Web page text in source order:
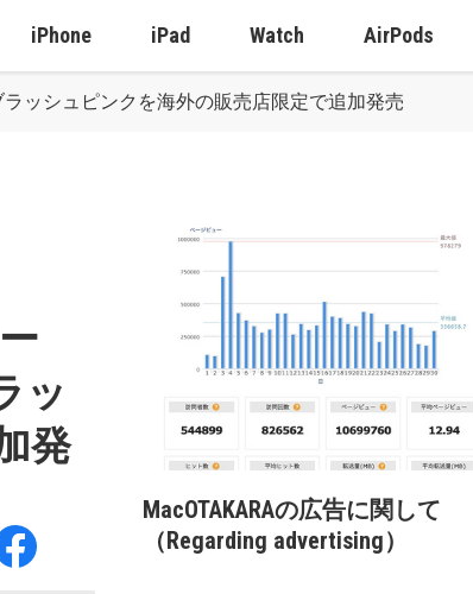
iPhone iPad Watch AirPods
ラッシュピンクを海外の販売店限定で追加発売
ッ
発
MacOTAKARAの広告に関して
（Regarding advertising）